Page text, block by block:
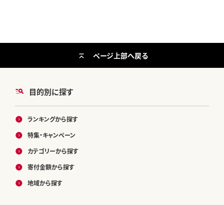
目的別に探す
ランキングから探す
特集・キャンペーン
カテゴリーから探す
寄付金額から探す
地域から探す
ページ上部へ戻る